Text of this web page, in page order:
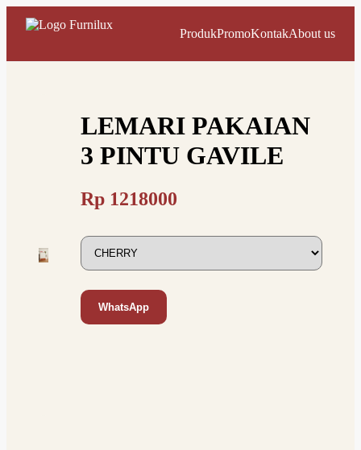
ProdukPromoKontakAbout us
LEMARI PAKAIAN
3 PINTU GAVILE
Rp 1218000
WhatsApp